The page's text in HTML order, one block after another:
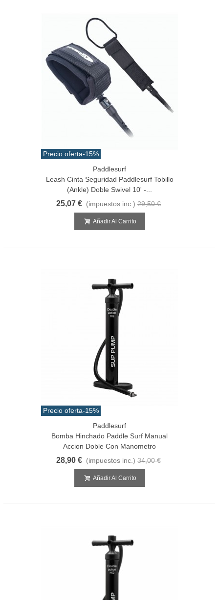
Precio oferta-15%
Paddlesurf
Leash Cinta Seguridad Paddlesurf Tobillo
(Ankle) Doble Swivel 10' -...
25,07 € (impuestos inc.) 29,50 €
Añadir Al Carrito
Precio oferta-15%
Paddlesurf
Bomba Hinchado Paddle Surf Manual
Accion Doble Con Manometro
28,90 € (impuestos inc.) 34,00 €
Añadir Al Carrito